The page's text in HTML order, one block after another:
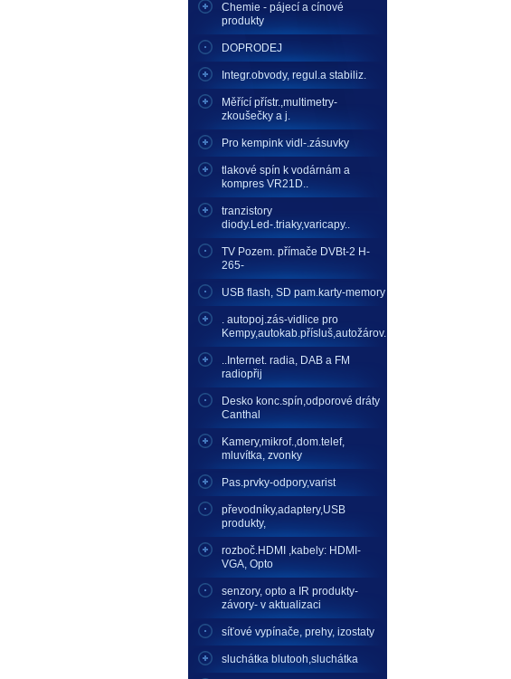
Chemie - pájecí a cínové
produkty
DOPRODEJ
Integr.obvody, regul.a stabiliz.
Měřící přístr.,multimetry-
zkoušečky a j.
Pro kempink vidl-.zásuvky
tlakové spín k vodárnám a
kompres VR21D..
tranzistory
diody.Led-.triaky,varicapy..
TV Pozem. přímače DVBt-2 H-
265-
USB flash, SD pam.karty-memory
. autopoj.zás-vidlice pro
Kempy,autokab.přísluš,autožárov.
..Internet. radia, DAB a FM
radiopřij
Desko konc.spín,odporové dráty
Canthal
Kamery,mikrof.,dom.telef,
mluvítka, zvonky
Pas.prvky-odpory,varist
převodníky,adaptery,USB
produkty,
rozboč.HDMI ,kabely: HDMI-
VGA, Opto
senzory, opto a IR produkty-
závory- v aktualizaci
síťové vypínače, prehy, izostaty
sluchátka blutooh,sluchátka